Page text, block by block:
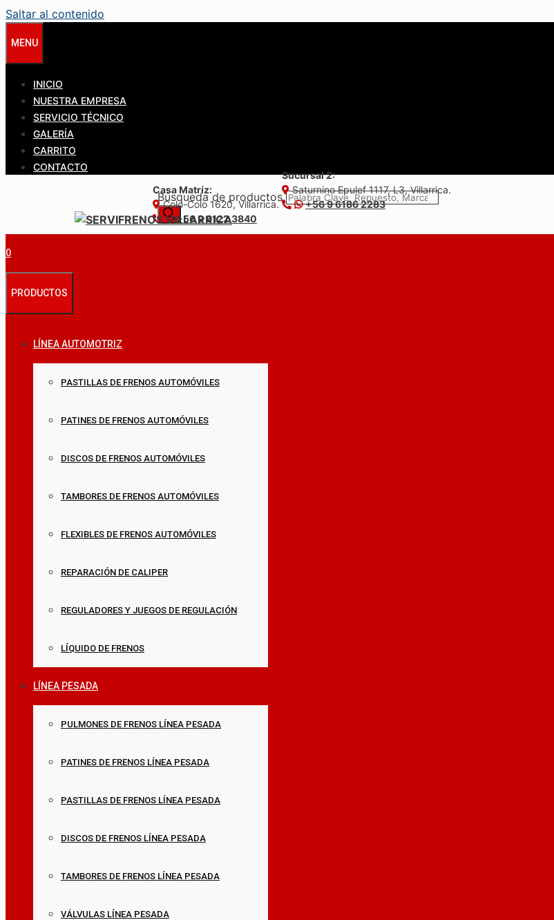
Saltar al contenido
MENU
INICIO
NUESTRA EMPRESA
SERVICIO TÉCNICO
GALERÍA
CARRITO
CONTACTO
Búsqueda de productos
Casa Matríz:
Colo-Colo 1620, Villarrica.
+56 9 6122 3840
Sucursal 2:
Saturnino Epulef 1117, L3, Villarrica.
+56 9 6186 2283
0
PRODUCTOS
LÍNEA AUTOMOTRIZ
PASTILLAS DE FRENOS AUTOMÓVILES
PATINES DE FRENOS AUTOMÓVILES
DISCOS DE FRENOS AUTOMÓVILES
TAMBORES DE FRENOS AUTOMÓVILES
FLEXIBLES DE FRENOS AUTOMÓVILES
REPARACIÓN DE CALIPER
REGULADORES Y JUEGOS DE REGULACIÓN
LÍQUIDO DE FRENOS
LÍNEA PESADA
PULMONES DE FRENOS LÍNEA PESADA
PATINES DE FRENOS LÍNEA PESADA
PASTILLAS DE FRENOS LÍNEA PESADA
DISCOS DE FRENOS LÍNEA PESADA
TAMBORES DE FRENOS LÍNEA PESADA
VÁLVULAS LÍNEA PESADA